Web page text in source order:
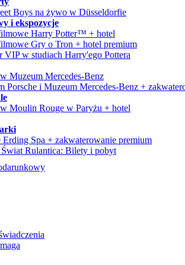
Boys na żywo w Düsseldorfie
i ekspozycje
Harry Potter™ + hotel
Gry o Tron + hotel premium
VIP w studiach Harry'ego Pottera
Muzeum Mercedes-Benz
Porsche i Muzeum Mercedes-Benz +
Moulin Rouge w Paryżu + hotel
Erding Spa + zakwaterowanie premium
Rulantica: Bilety i pobyt